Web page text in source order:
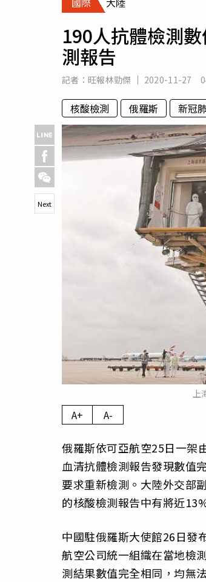
190人抗體檢測
測報告
記者： 旺報林勁傑 2020-11-27
核酸檢測 俄羅斯 新冠
上
Next
A+ A-
俄羅斯依可亞航空25日一架
血清抗體檢測報告發現數值
要求重新檢測。大陸外交部
的核酸檢測報告中有將近
中國駐俄羅斯大使館26日發
航空公司統一組織在當地檢
測結果數值完全相同，均無